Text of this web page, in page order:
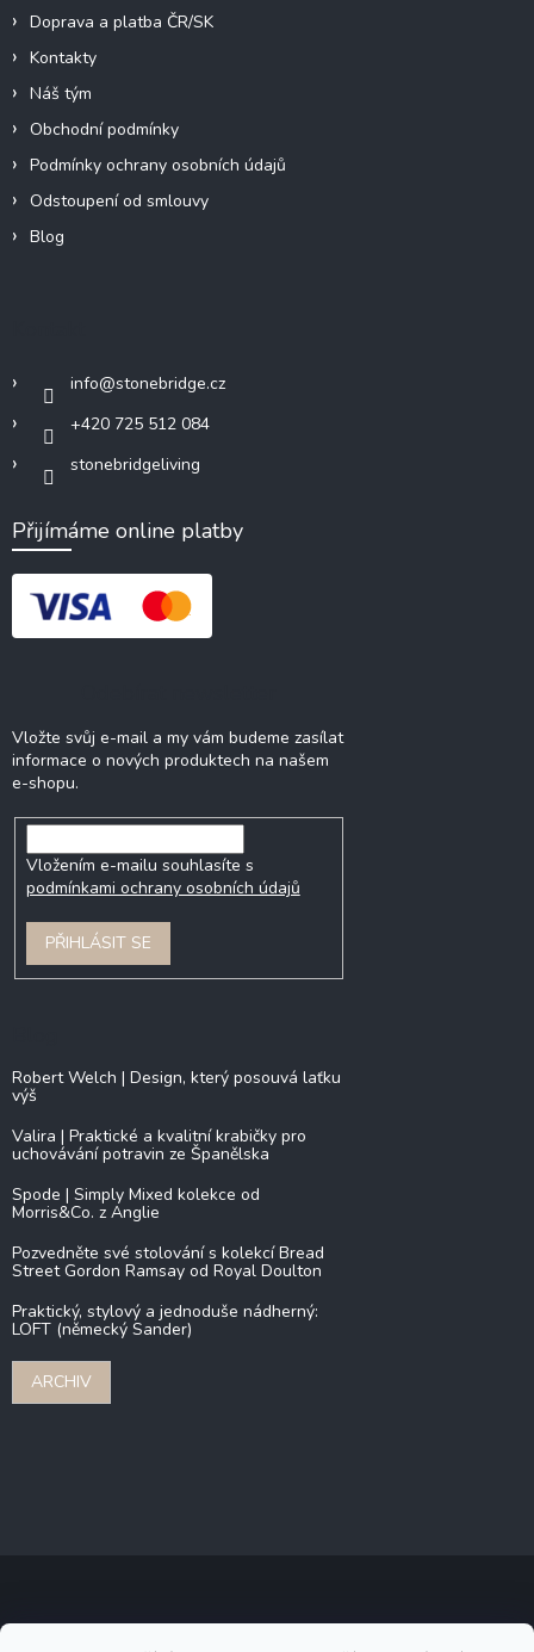
Doprava a platba ČR/SK
Kontakty
Náš tým
Obchodní podmínky
Podmínky ochrany osobních údajů
Odstoupení od smlouvy
Blog
info@stonebridge.cz
+420 725 512 084
stonebridgeliving
Přijímáme online platby
Vložte svůj e-mail a my vám budeme zasílat
informace o nových produktech na našem
e-shopu.
Vložením e-mailu souhlasíte s
podmínkami ochrany osobních údajů
PŘIHLÁSIT SE
Robert Welch | Design, který posouvá laťku
výš
Valira | Praktické a kvalitní krabičky pro
uchovávání potravin ze Španělska
Spode | Simply Mixed kolekce od
Morris&Co. z Anglie
Pozvedněte své stolování s kolekcí Bread
Street Gordon Ramsay od Royal Doulton
Praktický, stylový a jednoduše nádherný:
LOFT (německý Sander)
ARCHIV